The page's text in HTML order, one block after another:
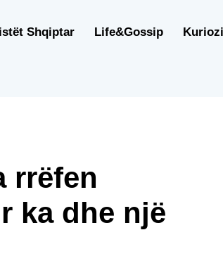
Shqiptar Life&Gossip
rrëfen
ka dhe një